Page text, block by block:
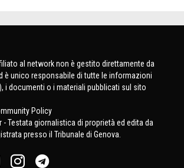
al network non è gestito direttamente da
è unico responsabile di tutte le informazioni
i documenti o i materiali pubblicati sul sito
Policy
- Testata giornalistica di proprietà ed edita da
presso il Tribunale di Genova.